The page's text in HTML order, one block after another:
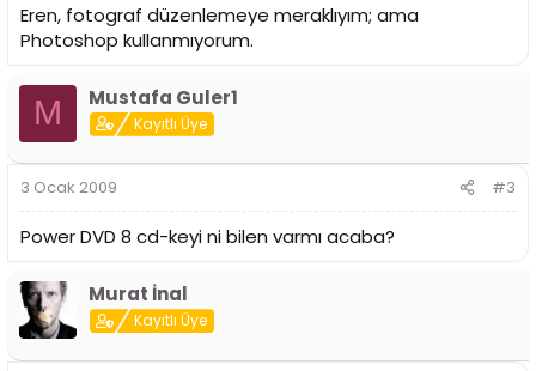
Eren, fotograf düzenlemeye meraklıyım; ama
Photoshop kullanmıyorum.
M Mustafa Guler1
Kayıtlı Üye
3 Ocak 2009 #3
Power DVD 8 cd-keyi ni bilen varmı acaba?
Murat İnal
Kayıtlı Üye